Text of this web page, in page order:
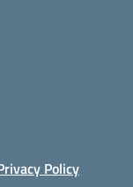
Policy